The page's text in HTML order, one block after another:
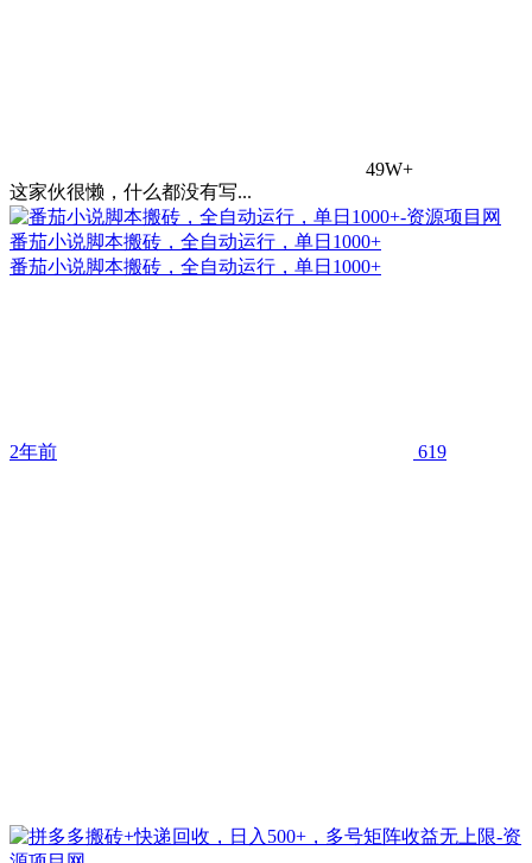
49W+
这家伙很懒，什么都没有写...
番茄小说脚本搬砖，全自动运行，单日1000+
番茄小说脚本搬砖，全自动运行，单日1000+
2年前 619